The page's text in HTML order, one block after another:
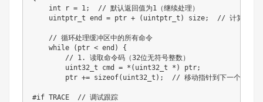
    int r = 1;  // 默认返回值为1（继续处理）
uintptr_t end = ptr + (uintptr_t) size;  // 计算数据
    // 循环处理缓冲区中的所有命令
    while (ptr < end) {
        // 1. 读取命令码（32位无符号整数）
        uint32_t cmd = *(uint32_t *) ptr;
ptr += sizeof(uint32_t);  // 移动指针到下一个数据位
#if TRACE  // 调试跟踪